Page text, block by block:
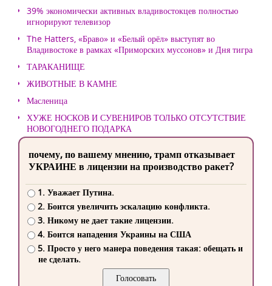
39% экономически активных владивостокцев полностью
игнорируют телевизор
The Hatters, «Браво» и «Белый орёл» выступят во
Владивостоке в рамках «Приморских муссонов» и Дня тигра
ТАРАКАНИЩЕ
ЖИВОТНЫЕ В КАМНЕ
Масленица
ХУЖЕ НОСКОВ И СУВЕНИРОВ ТОЛЬКО ОТСУТСТВИЕ
НОВОГОДНЕГО ПОДАРКА
почему, по вашему мнению, трамп отказывает
УКРАИНЕ в лицензии на производство ракет?
1. Уважает Путина.
2. Боится увеличить эскалацию конфликта.
3. Никому не дает такие лицензии.
4. Боится нападения Украины на США
5. Просто у него манера поведения такая: обещать и
не сделать.